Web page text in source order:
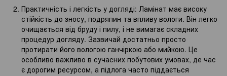
Практичність і легкість у догляді: Ламінат має високу
стійкість до зносу, подряпин та впливу вологи. Він легко
очищається від бруду і пилу, і не вимагає складних
процедур догляду. Зазвичай достатньо просто
протирати його вологою ганчіркою або мийкою. Це
особливо важливо в сучасних побутових умовах, де час
є дорогим ресурсом, а підлога часто піддається